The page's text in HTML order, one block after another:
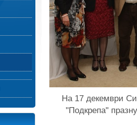
На 17 декември
"Подкрепа"